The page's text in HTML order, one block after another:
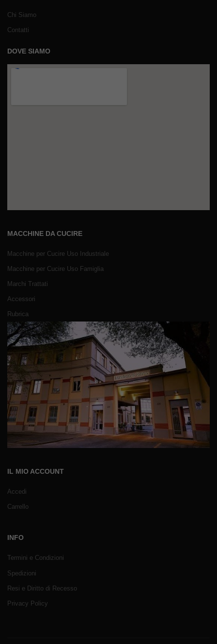
Chi Siamo
Contatti
DOVE SIAMO
MACCHINE DA CUCIRE
Macchine per Cucire Uso Industriale
Macchine per Cucire Uso Famiglia
Marchi Trattati
Accessori
Rubrica
IL MIO ACCOUNT
Accedi
Carrello
INFO
Termini e Condizioni
Spedizioni
Resi e Diritto di Recesso
Privacy Policy